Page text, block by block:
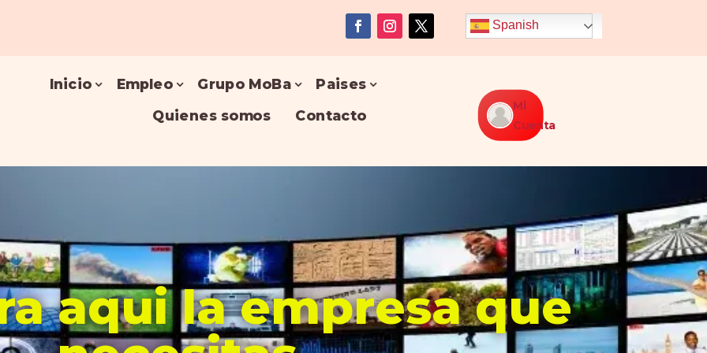
Spanish
Inicio Empleo Grupo MoBa
Paises
Quienes somos
Contacto
Mi
Cuenta
aqui la empresa que